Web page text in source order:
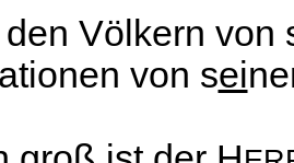
Völkern von
von sei